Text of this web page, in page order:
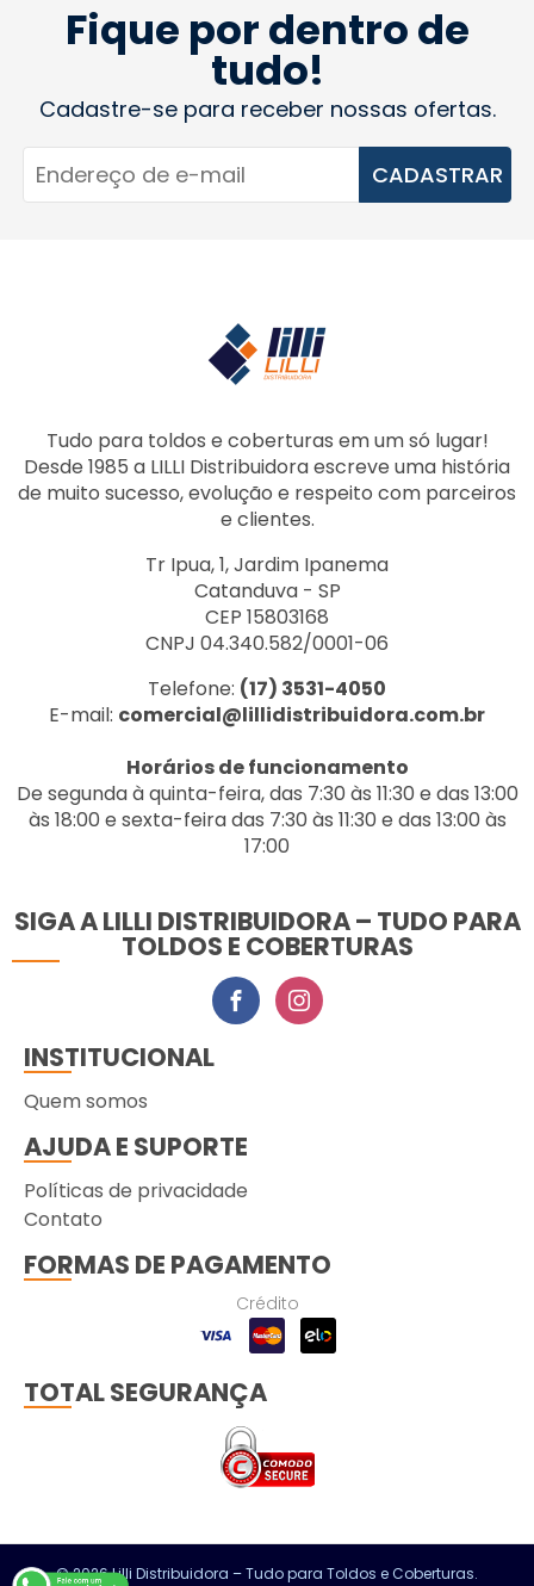
Fique por dentro de
tudo!
Cadastre-se para receber nossas ofertas.
CADASTRAR
Tudo para toldos e coberturas em um só lugar!
Desde 1985 a LILLI Distribuidora escreve uma história
de muito sucesso, evolução e respeito com parceiros
e clientes.
Tr Ipua, 1, Jardim Ipanema
Catanduva - SP
CEP 15803168
CNPJ 04.340.582/0001-06
Telefone: (17) 3531-4050
E-mail: comercial@lillidistribuidora.com.br
Horários de funcionamento
De segunda à quinta-feira, das 7:30 às 11:30 e das 13:00
às 18:00 e sexta-feira das 7:30 às 11:30 e das 13:00 às
17:00
SIGA A LILLI DISTRIBUIDORA – TUDO PARA
TOLDOS E COBERTURAS
INSTITUCIONAL
Quem somos
AJUDA E SUPORTE
Políticas de privacidade
Contato
FORMAS DE PAGAMENTO
Crédito
TOTAL SEGURANÇA
© 2026 Lilli Distribuidora – Tudo para Toldos e Coberturas.